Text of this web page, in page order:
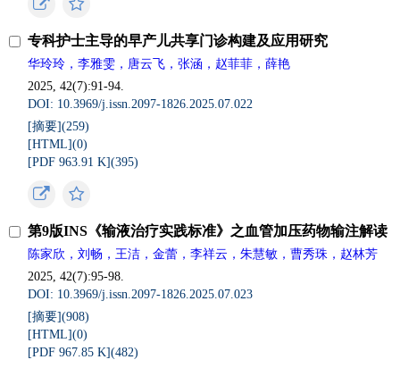
专科护士主导的早产儿共享门诊构建及应用研究
华玲玲，李雅雯，唐云飞，张涵，赵菲菲，薛艳
2025, 42(7):91-94.
DOI: 10.3969/j.issn.2097-1826.2025.07.022
[摘要](259)
[HTML](0)
[PDF 963.91 K](395)
第9版INS《输液治疗实践标准》之血管加压药物输注解读
陈家欣，刘畅，王洁，金蕾，李祥云，朱慧敏，曹秀珠，赵林芳
2025, 42(7):95-98.
DOI: 10.3969/j.issn.2097-1826.2025.07.023
[摘要](908)
[HTML](0)
[PDF 967.85 K](482)